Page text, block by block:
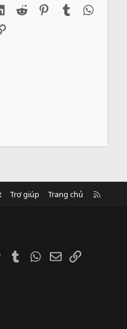
LinkedIn
Reddit PinterestTumblr
Link
Trợ giúp Trang chủ
PinterestTumblrWhatsApp
EmailLink